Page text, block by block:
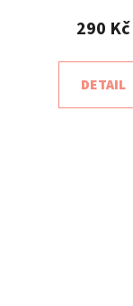
290 Kč
DETAIL